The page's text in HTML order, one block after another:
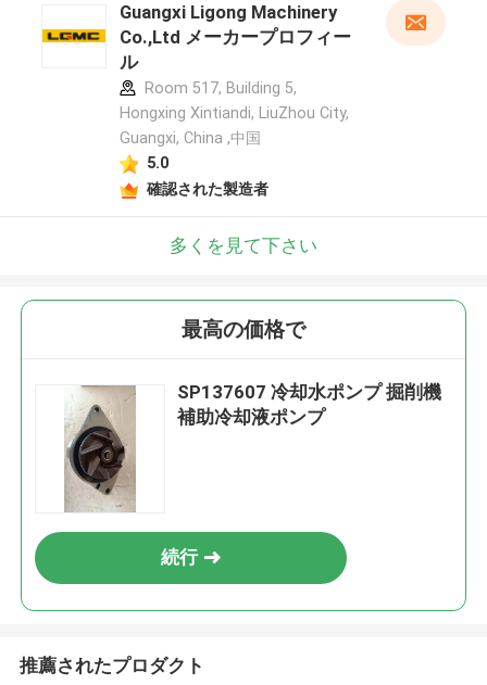
Guangxi Ligong Machinery
Co.,Ltd メーカープロフィー
ル
Room 517, Building 5,
Hongxing Xintiandi, LiuZhou City,
Guangxi, China ,中国
5.0
確認された製造者
多くを見て下さい
最高の価格で
SP137607 冷却水ポンプ 掘削機
補助冷却液ポンプ
続行
推薦されたプロダクト